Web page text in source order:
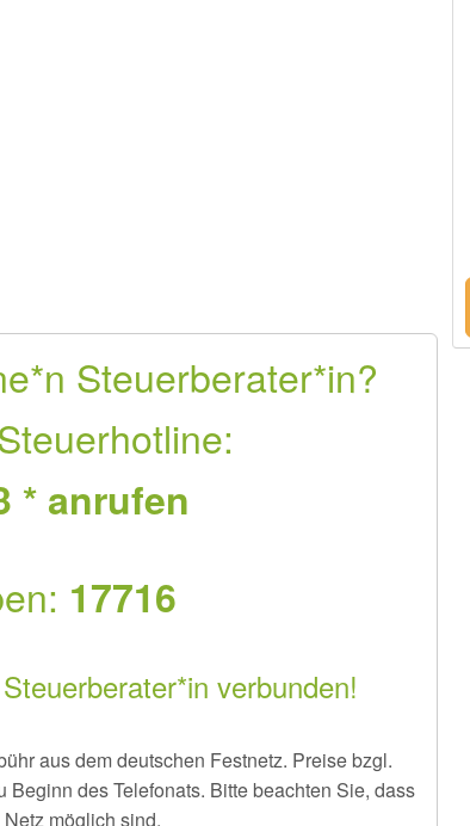
Steuerberater*in?
* anrufen
17716
verbunden!
aus dem deutschen Festnetz. Preise bzgl.
des Telefonats. Bitte beachten Sie, dass
möglich sind.